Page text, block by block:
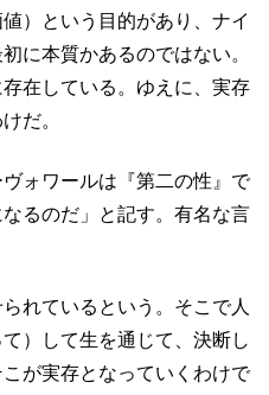
）という目的があり、ナイ
に本質かあるのではない。
在している。ゆえに、実存
だ。
ォワールは『第二の性』で
るのだ」と記す。有名な言
れているという。そこで人
）して生を通じて、決断し
が実存となっていくわけで